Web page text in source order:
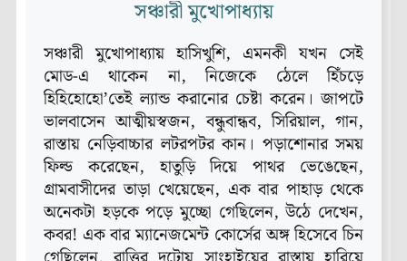
সঞ্চারী মুখোপাধ্যায়
সঞ্চারী মুখোপাধ্যায় হাসিখুশি, এমনকী যখন সেই
মোড-এ থাকেন না, নিজেকে ঠেলে হিঁচড়ে
হিহিহোহো’তেই ল্যান্ড করানোর চেষ্টা করেন। জাপটে
ভালবাসেন আত্মীয়স্বজন, বন্ধুবান্ধব, সিরিয়াল, গান,
রাস্তায় নেড়িবাচ্চার লটরপটর কান। পড়াশোনার সময়
ফিল্ড করেছেন, হাতুড়ি দিয়ে পাথর ভেঙেছেন,
গ্রামবাসীদের তাড়া খেয়েছেন, এক বার পাহাড় থেকে
অনেকটা হড়কে পড়ে মুচ্ছো গেছিলেন, উঠে দেখেন,
কবর! এক বার ম্যানেজমেন্ট কোর্সের অঙ্গ হিসেবে চিন